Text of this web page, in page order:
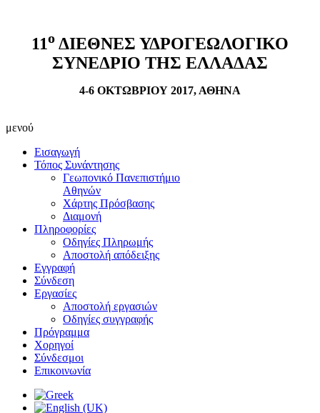
11ο ΔΙΕΘΝΕΣ ΥΔΡΟΓΕΩΛΟΓΙΚΟ
ΣΥΝΕΔΡΙΟ ΤΗΣ ΕΛΛΑΔΑΣ
4-6 ΟΚΤΩΒΡΙΟΥ 2017, ΑΘΗΝΑ
μενού
Εισαγωγή
Τόπος Συνάντησης
Γεωπονικό Πανεπιστήμιο
Αθηνών
Χάρτης Πρόσβασης
Διαμονή
Πληροφορίες
Οδηγίες Πληρωμής
Αποστολή απόδειξης
Εγγραφή
Σύνδεση
Εργασίες
Αποστολή εργασιών
Οδηγίες συγγραφής
Πρόγραμμα
Χορηγοί
Σύνδεσμοι
Επικοινωνία